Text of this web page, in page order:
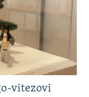
vitezovi